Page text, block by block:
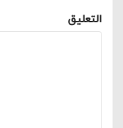
التعليق